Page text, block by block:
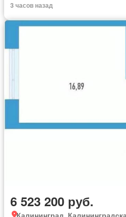
3 часов назад
6 523 200 руб.